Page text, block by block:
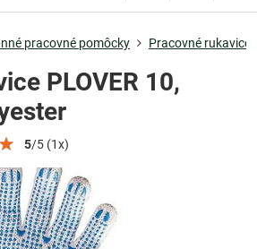
pracovné pomôcky Pracovné rukavice
PLOVER 10,
5/5 (1x)